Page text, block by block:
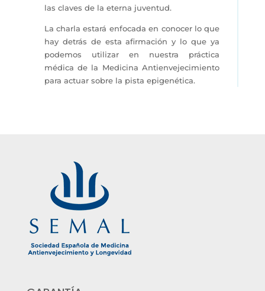
las claves de la eterna juventud.
La charla estará enfocada en conocer lo que
hay detrás de esta afirmación y lo que ya
podemos utilizar en nuestra práctica
médica de la Medicina Antienvejecimiento
para actuar sobre la pista epigenética.